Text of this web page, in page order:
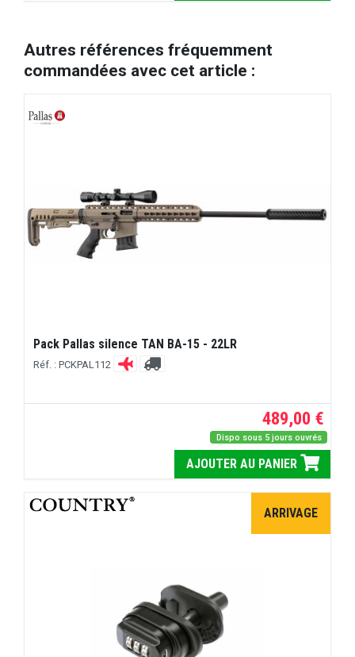
Autres références fréquemment
commandées avec cet article :
Pack Pallas silence TAN BA-15 - 22LR
Réf. : PCKPAL112
489,00 €
Dispo sous 5 jours ouvrés
AJOUTER AU PANIER
ARRIVAGE